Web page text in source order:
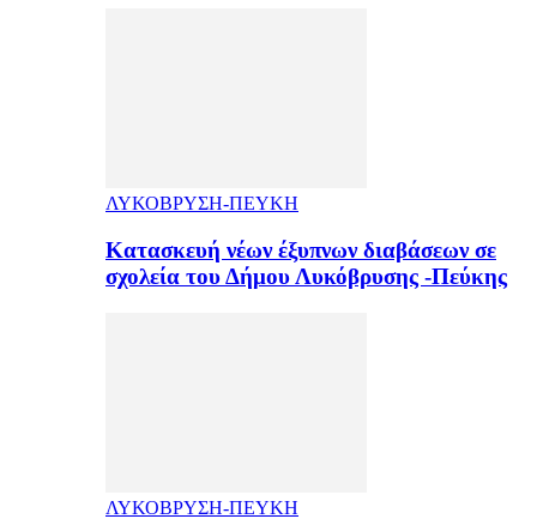
ΛΥΚΟΒΡΥΣΗ-ΠΕΥΚΗ
Κατασκευή νέων έξυπνων διαβάσεων σε
σχολεία του Δήμου Λυκόβρυσης -Πεύκης
ΛΥΚΟΒΡΥΣΗ-ΠΕΥΚΗ